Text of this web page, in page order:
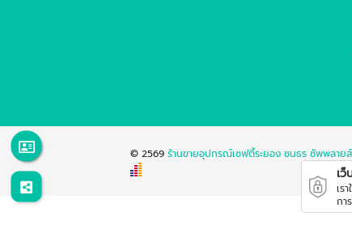
© 2569ร้านขายอุปกรณ์เซฟตี้ระยอง ชนธร ซัพพลายส์
เ
เร
กา